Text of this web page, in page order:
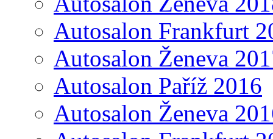
Autosalon Frankfurt
Autosalon Ženeva
Autosalon Paříž 2016
Autosalon Ženeva